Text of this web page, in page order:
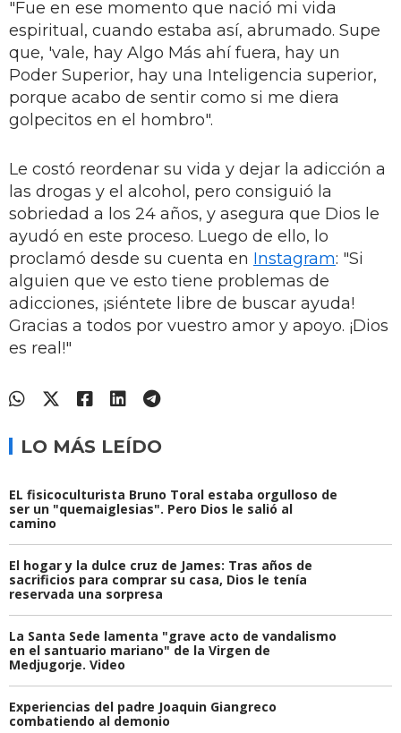
"Fue en ese momento que nació mi vida
espiritual, cuando estaba así, abrumado. Supe
que, 'vale, hay Algo Más ahí fuera, hay un
Poder Superior, hay una Inteligencia superior,
porque acabo de sentir como si me diera
golpecitos en el hombro".
Le costó reordenar su vida y dejar la adicción a
las drogas y el alcohol, pero consiguió la
sobriedad a los 24 años, y asegura que Dios le
ayudó en este proceso. Luego de ello, lo
proclamó desde su cuenta en Instagram: "Si
alguien que ve esto tiene problemas de
adicciones, ¡siéntete libre de buscar ayuda!
Gracias a todos por vuestro amor y apoyo. ¡Dios
es real!"
LO MÁS LEÍDO
EL fisicoculturista Bruno Toral estaba orgulloso de
ser un "quemaiglesias". Pero Dios le salió al
camino
El hogar y la dulce cruz de James: Tras años de
sacrificios para comprar su casa, Dios le tenía
reservada una sorpresa
La Santa Sede lamenta "grave acto de vandalismo
en el santuario mariano" de la Virgen de
Medjugorje. Video
Experiencias del padre Joaquin Giangreco
combatiendo al demonio